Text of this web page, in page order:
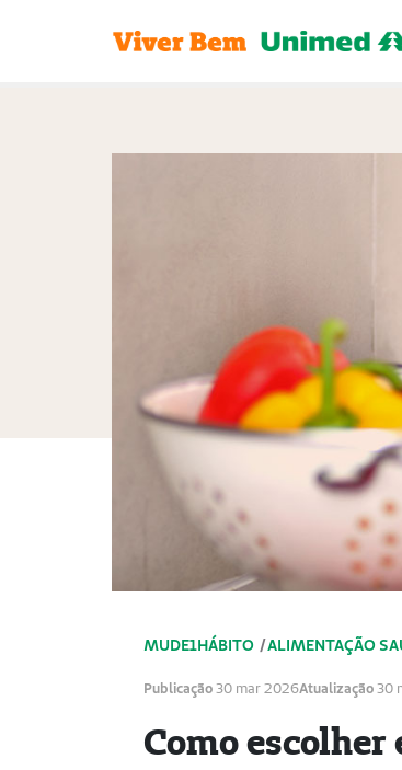
MUDE1HÁBITO /ALIMENTAÇÃO
Publicação30 mar 2026Atualização30
Como